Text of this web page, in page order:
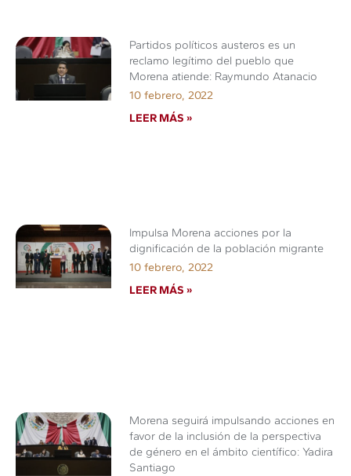
Partidos políticos austeros es un
reclamo legítimo del pueblo que
Morena atiende: Raymundo Atanacio
10 febrero, 2022
LEER MÁS »
Impulsa Morena acciones por la
dignificación de la población migrante
10 febrero, 2022
LEER MÁS »
Morena seguirá impulsando acciones en
favor de la inclusión de la perspectiva
de género en el ámbito científico: Yadira
Santiago